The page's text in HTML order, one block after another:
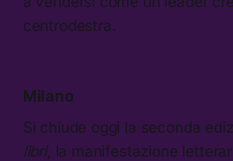
centrodestra.
Milano
Si chiude oggi la seconda
libri, la manifestazione